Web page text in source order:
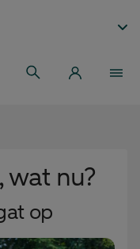
wat nu?
op